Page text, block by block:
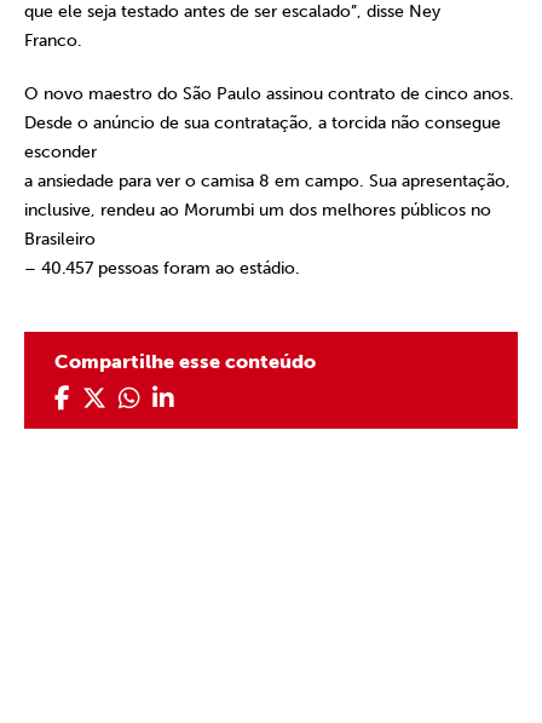
que ele seja testado antes de ser escalado”, disse Ney
Franco.
O novo maestro do São Paulo assinou contrato de cinco anos.
Desde o anúncio de sua contratação, a torcida não consegue
esconder
a ansiedade para ver o camisa 8 em campo. Sua apresentação,
inclusive, rendeu ao Morumbi um dos melhores públicos no
Brasileiro
– 40.457 pessoas foram ao estádio.
Compartilhe esse conteúdo